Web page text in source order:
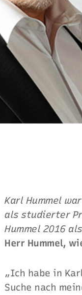
Karl Hummel
als studierter
Hummel 2016
Herr Hummel,
„Ich habe in
Suche nach